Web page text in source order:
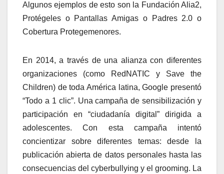
Algunos ejemplos de esto son la Fundación Alia2,
Protégeles o Pantallas Amigas o Padres 2.0 o
Cobertura Protegemenores.
En 2014, a través de una alianza con diferentes
organizaciones (como RedNATIC y Save the
Children) de toda América latina, Google presentó
“Todo a 1 clic”. Una campaña de sensibilización y
participación en “ciudadanía digital” dirigida a
adolescentes. Con esta campaña intentó
concientizar sobre diferentes temas: desde la
publicación abierta de datos personales hasta las
consecuencias del cyberbullying y el grooming. La